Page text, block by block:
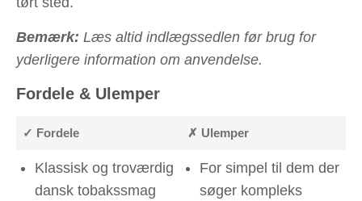
Bemærk: Læs altid indlægssedlen før brug for
yderligere information om anvendelse.
Fordele & Ulemper
✓ Fordele ✗ Ulemper
Klassisk og troværdig
dansk tobakssmag
For simpel til dem der
søger kompleks